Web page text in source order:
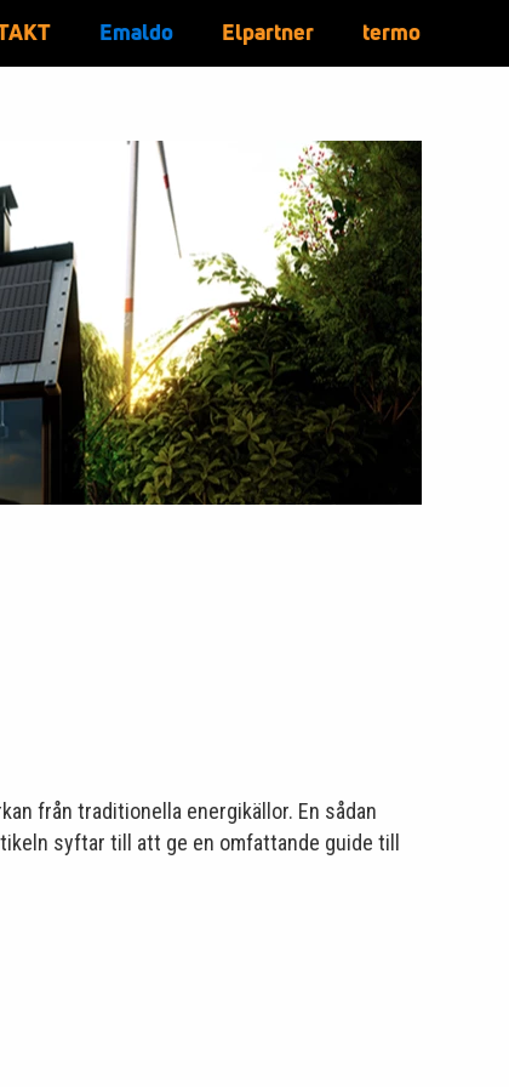
Emaldo Elpartner termo
från traditionella energikällor. En sådan
syftar till att ge en omfattande guide till